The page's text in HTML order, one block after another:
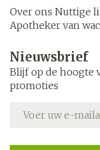
Over ons Nuttige
Apotheker van
Nieuwsbrief
Blijf op de hoogte
promoties